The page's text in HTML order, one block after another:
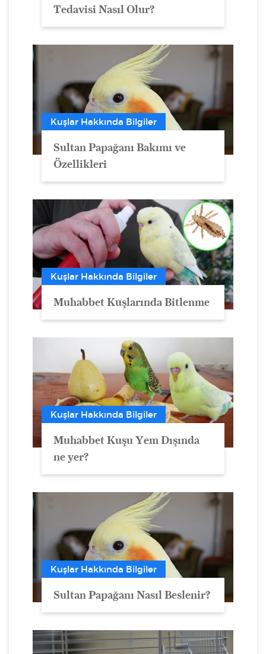
Tedavisi Nasıl Olur?
Kuşlar Hakkında Bilgiler
Sultan Papağanı Bakımı ve
Özellikleri
Kuşlar Hakkında Bilgiler
Muhabbet Kuşlarında Bitlenme
Kuşlar Hakkında Bilgiler
Muhabbet Kuşu Yem Dışında
ne yer?
Kuşlar Hakkında Bilgiler
Sultan Papağanı Nasıl Beslenir?